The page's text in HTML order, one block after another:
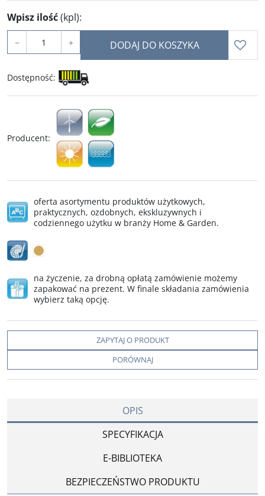
Wpisz ilość(kpl):
− + DODAJ DO KOSZYKA
Dostępność:
Producent:
oferta asortymentu produktów użytkowych,
praktycznych, ozdobnych, ekskluzywnych i
codziennego użytku w branży Home & Garden.
na życzenie, za drobną opłatą zamówienie możemy
zapakować na prezent. W finale składania zamówienia
wybierz taką opcję.
ZAPYTAJ O PRODUKT
PORÓWNAJ
OPIS
SPECYFIKACJA
E-BIBLIOTEKA
BEZPIECZEŃSTWO PRODUKTU